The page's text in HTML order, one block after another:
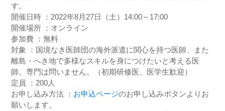
す。
開催日時 ：2022年8月27日（土）14:00～17:00
開催場所 ：オンライン
参加費 ：無料
対象 ：国境なき医師団の海外派遣に関心を持つ医師、また
離島・へき地で多様なスキルを身につけたいと考える医
師。専門は問いません。（初期研修医、医学生歓迎）
定員 ：200人
お申し込み方法 ： お申込ページのお申し込みボタンよりお
願いします。